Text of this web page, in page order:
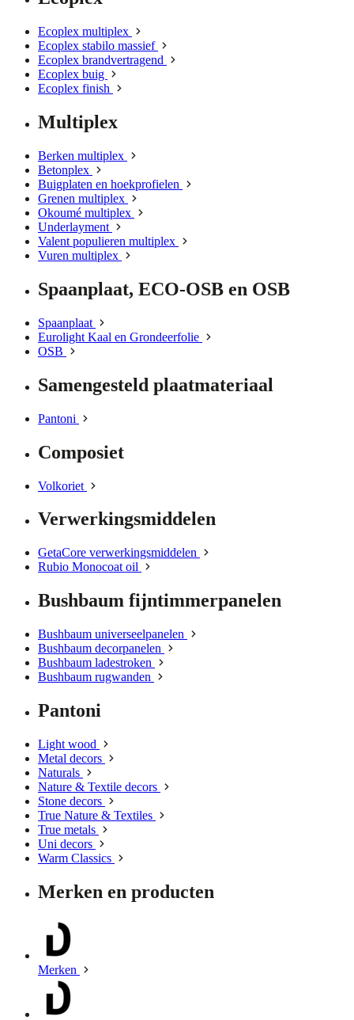
Ecoplex multiplex
Ecoplex stabilo massief
Ecoplex brandvertragend
Ecoplex buig
Ecoplex finish
Multiplex
Berken multiplex
Betonplex
Buigplaten en hoekprofielen
Grenen multiplex
Okoumé multiplex
Underlayment
Valent populieren multiplex
Vuren multiplex
Spaanplaat, ECO-OSB en OSB
Spaanplaat
Eurolight Kaal en Grondeerfolie
OSB
Samengesteld plaatmateriaal
Pantoni
Composiet
Volkoriet
Verwerkingsmiddelen
GetaCore verwerkingsmiddelen
Rubio Monocoat oil
Bushbaum fijntimmerpanelen
Bushbaum universeelpanelen
Bushbaum decorpanelen
Bushbaum ladestroken
Bushbaum rugwanden
Pantoni
Light wood
Metal decors
Naturals
Nature & Textile decors
Stone decors
True Nature & Textiles
True metals
Uni decors
Warm Classics
Merken en producten
Merken